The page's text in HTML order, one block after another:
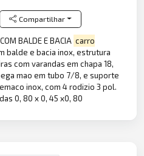
Compartilhar
COM BALDE E BACIA carro
balde e bacia inox, estrutura
com varandas em chapa 18,
mao em tubo 7/8, e suporte
inox, com 4 rodizio 3 pol.
0, 80 x 0, 45 x0, 80